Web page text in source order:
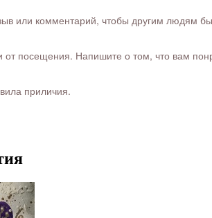
или комментарий, чтобы другим людям
от посещения. Напишите о том, что вам
приличия.